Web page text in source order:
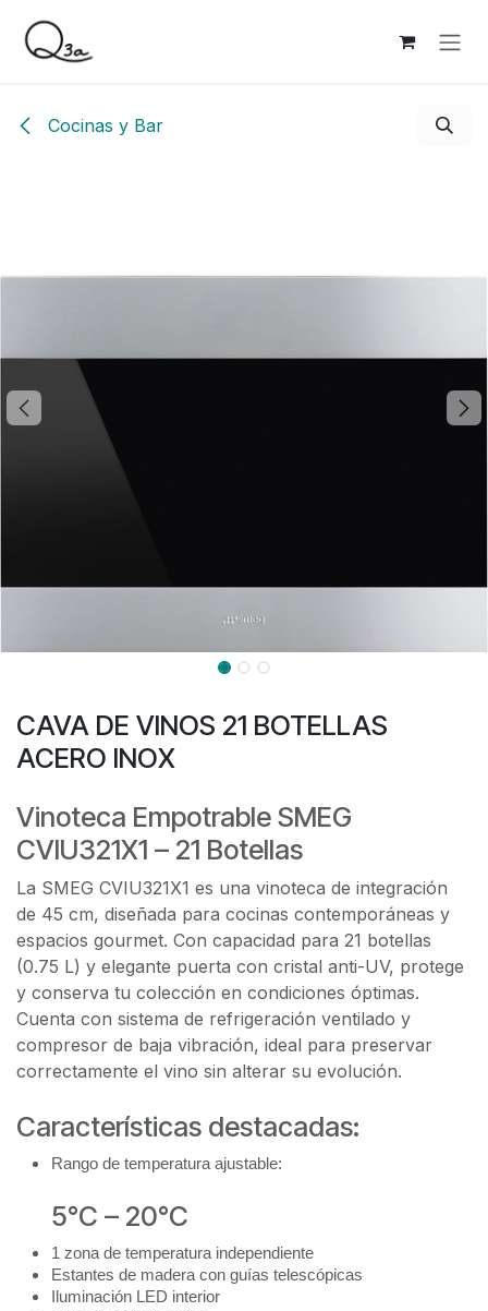
Cocinas y Bar
CAVA DE VINOS 21 BOTELLAS
ACERO INOX
Vinoteca Empotrable SMEG
CVIU321X1 – 21 Botellas
La SMEG CVIU321X1 es una vinoteca de integración
de 45 cm, diseñada para cocinas contemporáneas y
espacios gourmet. Con capacidad para 21 botellas
(0.75 L) y elegante puerta con cristal anti-UV, protege
y conserva tu colección en condiciones óptimas.
Cuenta con sistema de refrigeración ventilado y
compresor de baja vibración, ideal para preservar
correctamente el vino sin alterar su evolución.
Características destacadas:
Rango de temperatura ajustable:
5°C – 20°C
1 zona de temperatura independiente
Estantes de madera con guías telescópicas
Iluminación LED interior